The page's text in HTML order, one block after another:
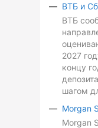
ВТБ и
ВТБ
2027
концу
шагом
Morgan
Morgan